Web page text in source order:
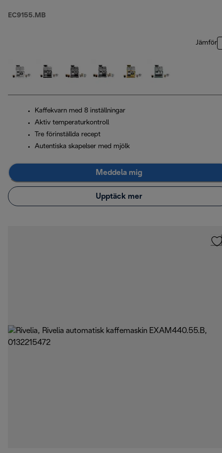
EC9155.MB
Jämför
Kaffekvarn med 8 inställningar
Aktiv temperaturkontroll
Tre förinställda recept
Autentiska skapelser med mjölk
Meddela mig
Upptäck mer